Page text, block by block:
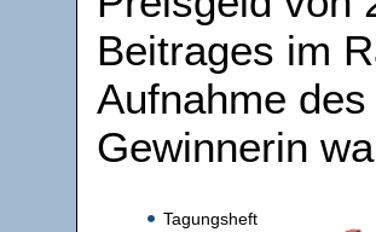
Beitrages im
Aufnahme
Gewinnerin
Tagungsheft